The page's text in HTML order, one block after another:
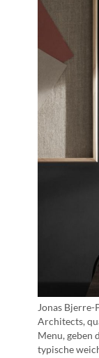
Jonas
Architects,
Menu, geben
typische